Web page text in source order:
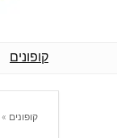
קופונים
קופונים »